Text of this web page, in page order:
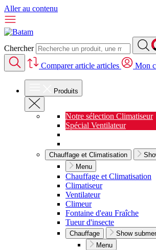
Aller au contenu
Chercher
Comparerarticle articles Mon
Produits
Notre sélection Climatiseur
Spécial Ventilateur
Chauffage et Climatisation
Menu
Chauffage et Climatisation
Climatiseur
Ventilateur
Climeur
Fontaine d'eau Fraîche
Tueur d'insecte
Chauffage
Show
Menu